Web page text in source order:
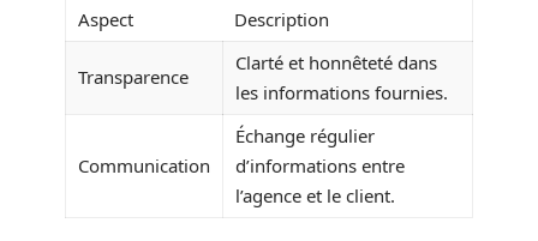
Aspect Description
Transparence
Clarté et honnêteté dans
les informations fournies.
Communication
Échange régulier
d’informations entre
l’agence et le client.